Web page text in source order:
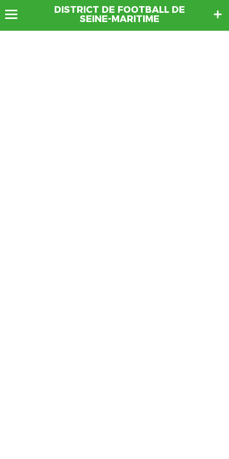
DISTRICT DE FOOTBALL DE
SEINE-MARITIME